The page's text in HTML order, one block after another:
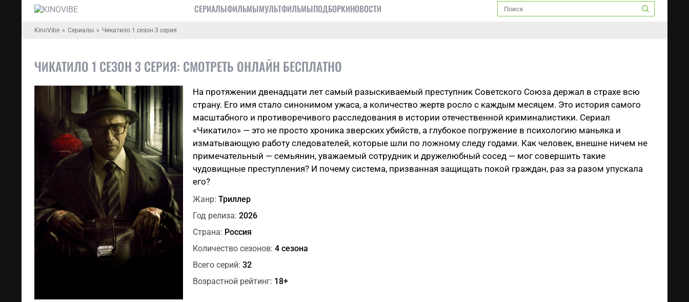
СЕРИАЛЫФИЛЬМЫМУЛЬТФИЛЬМЫПОДБОРКИНОВОСТИ
KinoVibe Сериалы Чикатило 1 сезон 3 серия
ЧИКАТИЛО 1 СЕЗОН 3 СЕРИЯ: СМОТРЕТЬ ОНЛАЙН БЕСПЛАТНО
На протяжении двенадцати лет самый разыскиваемый преступник Советского Союза держал в страхе всю
страну. Его имя стало синонимом ужаса, а количество жертв росло с каждым месяцем. Это история самого
масштабного и противоречивого расследования в истории отечественной криминалистики. Сериал
«Чикатило» — это не просто хроника зверских убийств, а глубокое погружение в психологию маньяка и
изматывающую работу следователей, которые шли по ложному следу годами. Как человек, внешне ничем не
примечательный — семьянин, уважаемый сотрудник и дружелюбный сосед — мог совершить такие
чудовищные преступления? И почему система, призванная защищать покой граждан, раз за разом упускала
его?
Жанр: Триллер
Год релиза: 2026
Страна: Россия
Количество сезонов: 4 сезона
Всего серий: 32
Возрастной рейтинг: 18+